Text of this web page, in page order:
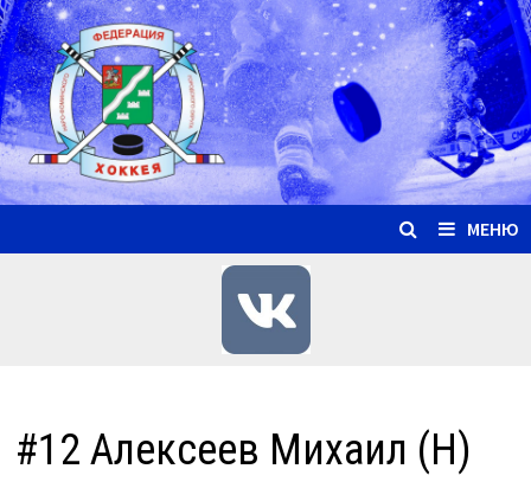
Перейти
к
содержимому
МЕНЮ
#12 Алексеев Михаил (Н)